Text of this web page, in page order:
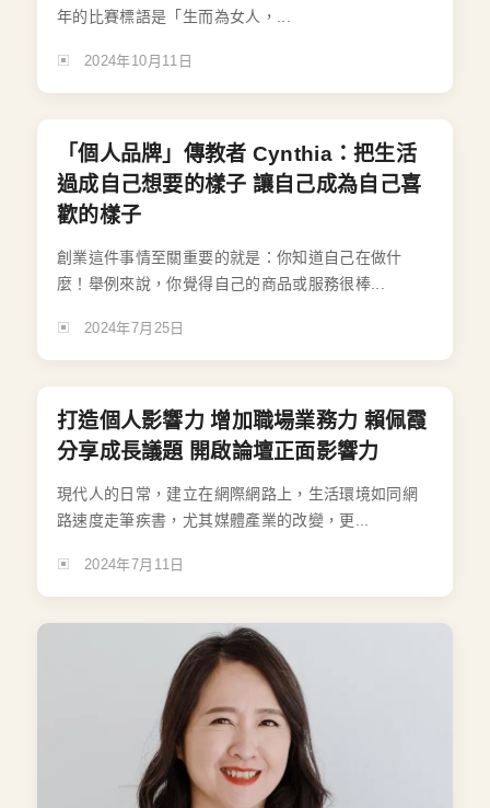
年的比賽標語是「生而為女人，...
2024年10月11日
「個人品牌」傳教者 Cynthia：把生活
過成自己想要的樣子 讓自己成為自己喜
歡的樣子
創業這件事情至關重要的就是：你知道自己在做什
麼！舉例來說，你覺得自己的商品或服務很棒...
2024年7月25日
打造個人影響力 增加職場業務力 賴佩霞
分享成長議題 開啟論壇正面影響力
現代人的日常，建立在網際網路上，生活環境如同網
路速度走筆疾書，尤其媒體產業的改變，更...
2024年7月11日